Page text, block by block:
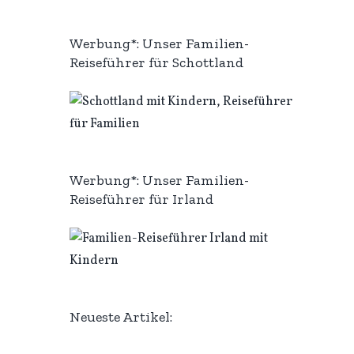
Werbung*: Unser Familien-
Reiseführer für Schottland
Werbung*: Unser Familien-
Reiseführer für Irland
Neueste Artikel: